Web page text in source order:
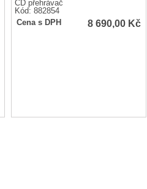
CD přehrávač
Kód: 882854
Cena s DPH
8 690,00 Kč